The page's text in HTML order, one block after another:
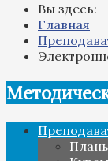
Вы здесь:
Главная